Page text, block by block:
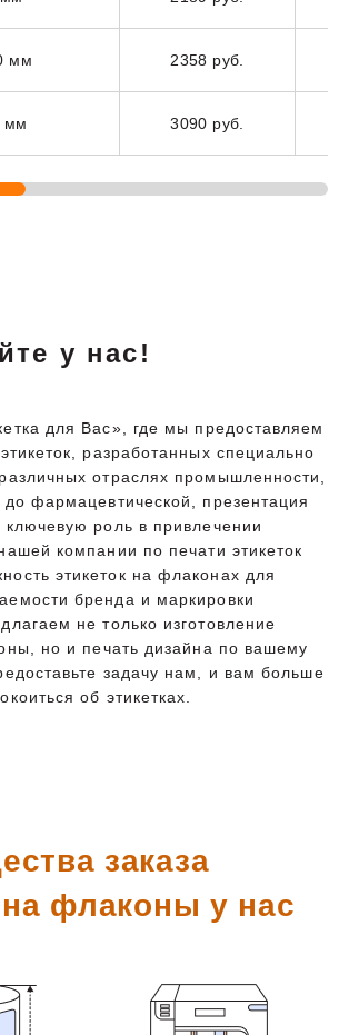
мм 2358 руб.
мм 3090 руб.
у нас!
для Вас», где мы предоставляем
разработанных специально
отраслях промышленности,
до фармацевтической, презентация
ключевую роль в привлечении
компании по печати этикеток
этикеток на флаконах для
бренда и маркировки
не только изготовление
но и печать дизайна по вашему
задачу нам, и вам больше
об этикетках.
заказа
на флаконы у нас